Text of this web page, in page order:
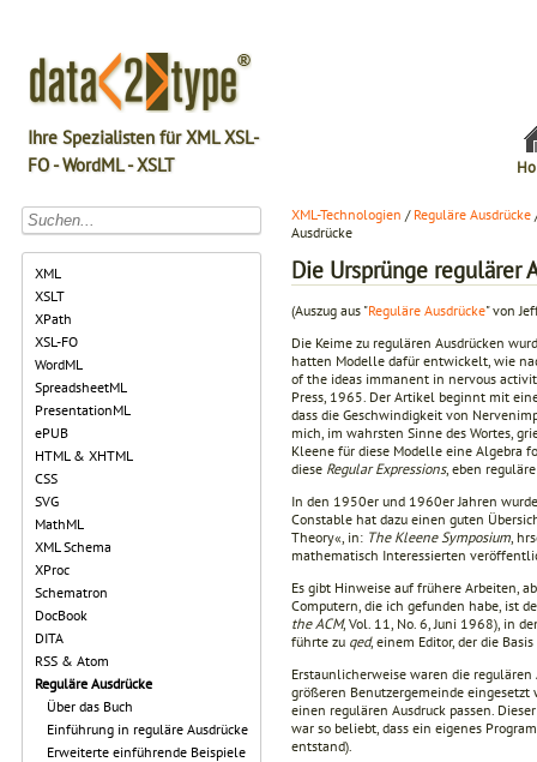
Ihre Spezialisten für XML XSL-
FO - WordML - XSLT
XML
XSLT
XPath
XSL-FO
WordML
SpreadsheetML
PresentationML
ePUB
HTML & XHTML
CSS
SVG
MathML
XML Schema
XProc
Schematron
DocBook
DITA
RSS & Atom
Reguläre Ausdrücke
Über das Buch
Einführung in reguläre Ausdrücke
Erweiterte einführende Beispiele
XML-Technologien / Reguläre Ausdrücke
Ausdrücke
Die Ursprünge regulärer
(Auszug aus "Reguläre Ausdrücke" von
Die Keime zu regulären Ausdrücken
hatten Modelle dafür entwickelt, wie
of the ideas immanent in nervous
Press, 1965. Der Artikel beginnt mit
dass die Geschwindigkeit von
mich, im wahrsten Sinne des Wortes,
Kleene für diese Modelle eine Algebra
diese Regular Expressions, eben
In den 1950er und 1960er Jahren
Constable hat dazu einen guten
Theory«, in: The Kleene Symposium ,
mathematisch Interessierten
Es gibt Hinweise auf frühere Arbeiten,
Computern, die ich gefunden habe, ist
the ACM, Vol. 11, No. 6, Juni 1968), in
führte zu qed, einem Editor, der die
Erstaunlicherweise waren die
größeren Benutzergemeinde
einen regulären Ausdruck passen.
war so beliebt, dass ein eigenes
entstand).